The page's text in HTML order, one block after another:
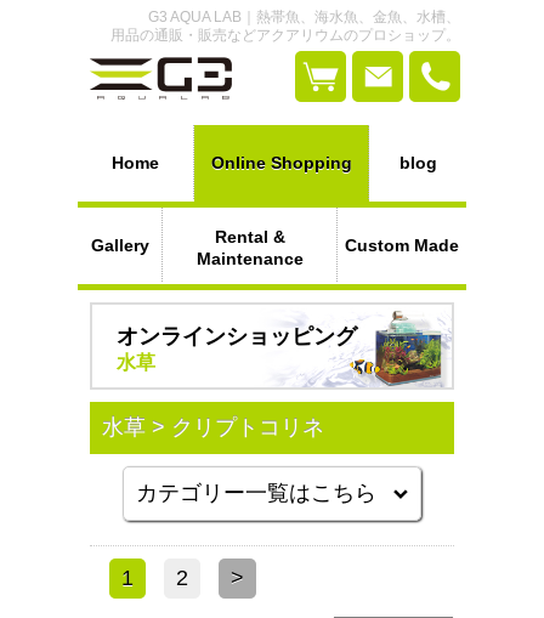
G3 AQUA LAB｜熱帯魚、海水魚、金魚、水槽、
用品の通販・販売などアクアリウムのプロショップ。
Home Online Shopping blog
Gallery
Rental &
Maintenance
Custom Made
オンラインショッピング
水草
水草 > クリプトコリネ
カテゴリー一覧はこちら
1 2 >